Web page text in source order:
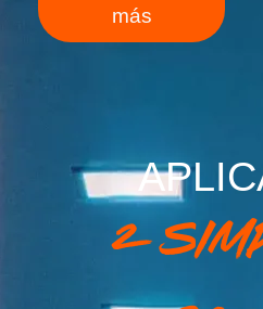
más
2